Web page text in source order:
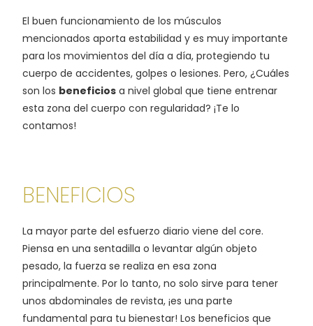
El buen funcionamiento de los músculos
mencionados aporta estabilidad y es muy importante
para los movimientos del día a día, protegiendo tu
cuerpo de accidentes, golpes o lesiones. Pero, ¿Cuáles
son los beneficios a nivel global que tiene entrenar
esta zona del cuerpo con regularidad? ¡Te lo
contamos!
BENEFICIOS
La mayor parte del esfuerzo diario viene del core.
Piensa en una sentadilla o levantar algún objeto
pesado, la fuerza se realiza en esa zona
principalmente. Por lo tanto, no solo sirve para tener
unos abdominales de revista, ¡es una parte
fundamental para tu bienestar! Los beneficios que